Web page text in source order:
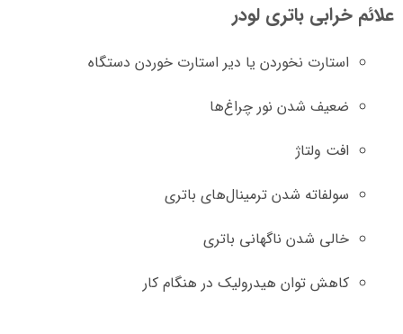
علائم خرابی باتری لودر
استارت نخوردن یا دیر استارت خوردن دستگاه
ضعیف شدن نور چراغ‌ها
افت ولتاژ
سولفاته شدن ترمینال‌های باتری
خالی شدن ناگهانی باتری
کاهش توان هیدرولیک در هنگام کار